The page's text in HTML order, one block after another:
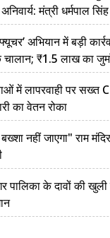
मंत्री धर्मपाल सिंह
अभियान में बड़ी
₹1.5 लाख का
में लापरवाही पर सख्त
का वेतन रोका
नहीं जाएगा" राम
पालिका के दावों की